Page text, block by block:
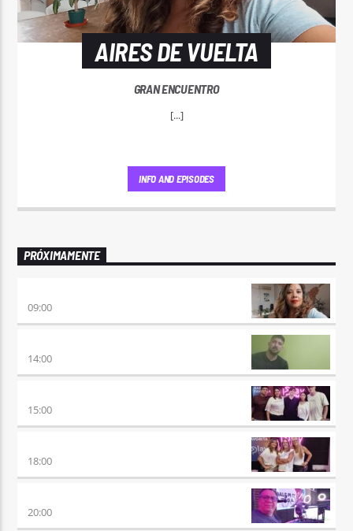
AIRES DE VUELTA
GRAN ENCUENTRO
[...]
INFO AND EPISODES
PRÓXIMAMENTE
09:00
14:00
15:00
18:00
20:00